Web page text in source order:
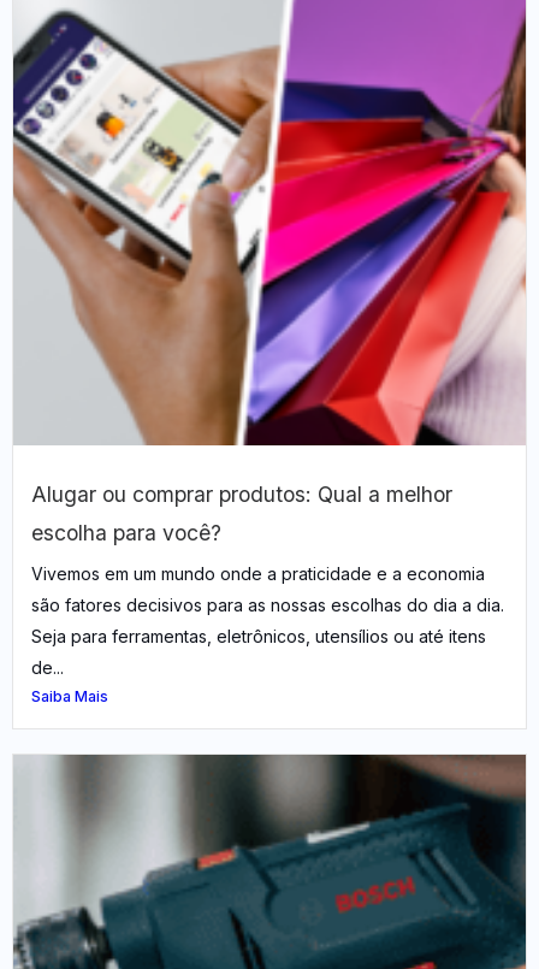
Alugar ou comprar produtos: Qual a melhor
escolha para você?
Vivemos em um mundo onde a praticidade e a economia
são fatores decisivos para as nossas escolhas do dia a dia.
Seja para ferramentas, eletrônicos, utensílios ou até itens
de...
Saiba Mais